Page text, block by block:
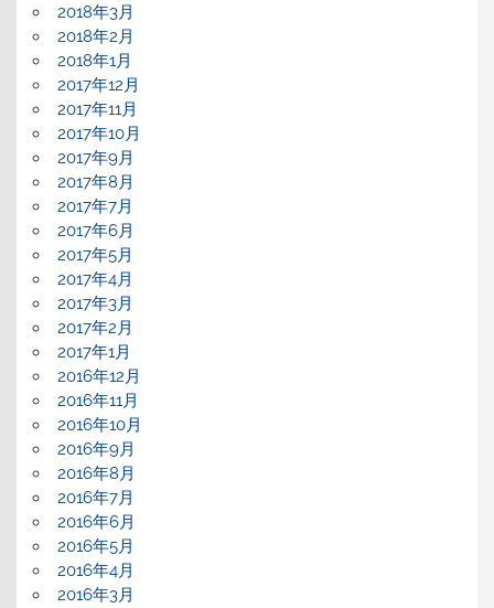
2018年3月
2018年2月
2018年1月
2017年12月
2017年11月
2017年10月
2017年9月
2017年8月
2017年7月
2017年6月
2017年5月
2017年4月
2017年3月
2017年2月
2017年1月
2016年12月
2016年11月
2016年10月
2016年9月
2016年8月
2016年7月
2016年6月
2016年5月
2016年4月
2016年3月